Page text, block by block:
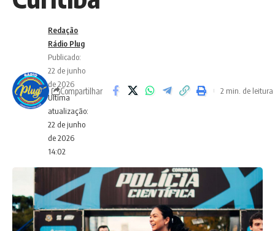
Ultima
atualização:
22 de junho
de 2026
14:02
Redação
Rádio Plug
Publicado:
22 de junho
de 2026
Compartilhar 2 min. de leitura